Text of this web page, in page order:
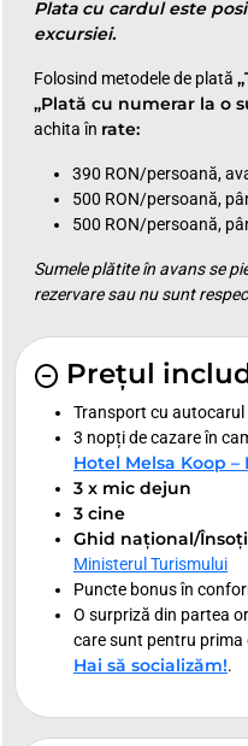
Plata cu cardul este
excursiei.
Folosind metodele de plată
„Plată cu numerar la o
achita în rate:
390 RON/persoană,
500 RON/persoană,
500 RON/persoană,
Sumele plătite în avans se
rezervare sau nu sunt
Prețul
Transport cu
3 nopți de cazare în
Hotel Melsa Koop
3 x mic dejun
3 cine
Ghid național/
Ministerul Turismului
Puncte bonus în
O surpriză din partea
care sunt pentru
Hai să socializăm!.